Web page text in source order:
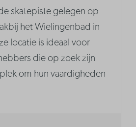
skatepiste gelegen op
het Wielingenbad in
locatie is ideaal voor
die op zoek zijn
om hun vaardigheden